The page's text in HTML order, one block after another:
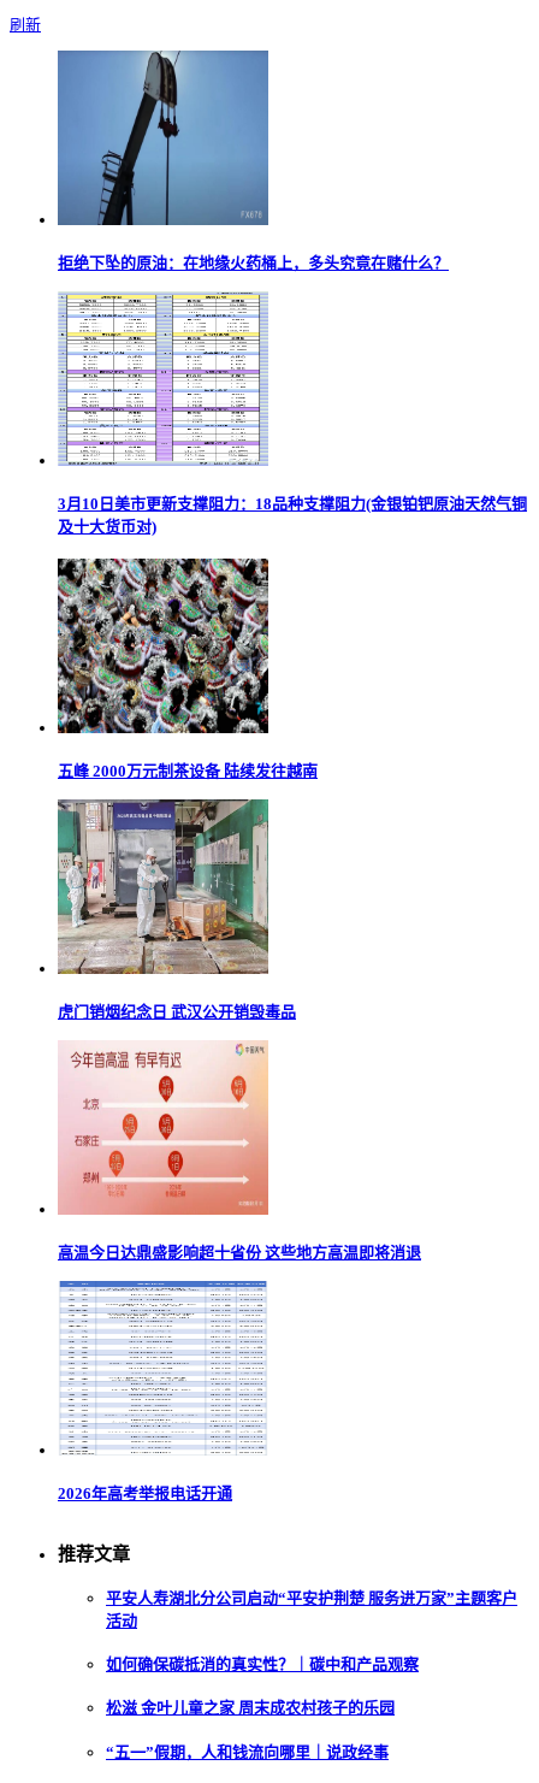
刷新
拒绝下坠的原油：在地缘火药桶上，多头究竟在赌什么？
3月10日美市更新支撑阻力：18品种支撑阻力(金银铂钯原油天然气铜
及十大货币对)
五峰 2000万元制茶设备 陆续发往越南
虎门销烟纪念日 武汉公开销毁毒品
高温今日达鼎盛影响超十省份 这些地方高温即将消退
2026年高考举报电话开通
推荐文章
平安人寿湖北分公司启动“平安护荆楚 服务进万家”主题客户
活动
如何确保碳抵消的真实性？｜碳中和产品观察
松滋 金叶儿童之家 周末成农村孩子的乐园
“五一”假期，人和钱流向哪里｜说政经事